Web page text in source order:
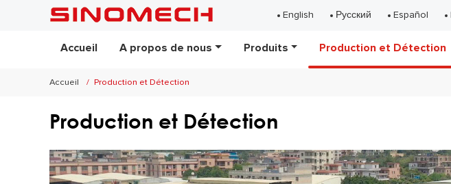
English Русский Español
Accueil A propos de nous Produits Production et Détection
Accueil Production et Détection
Production et Détection